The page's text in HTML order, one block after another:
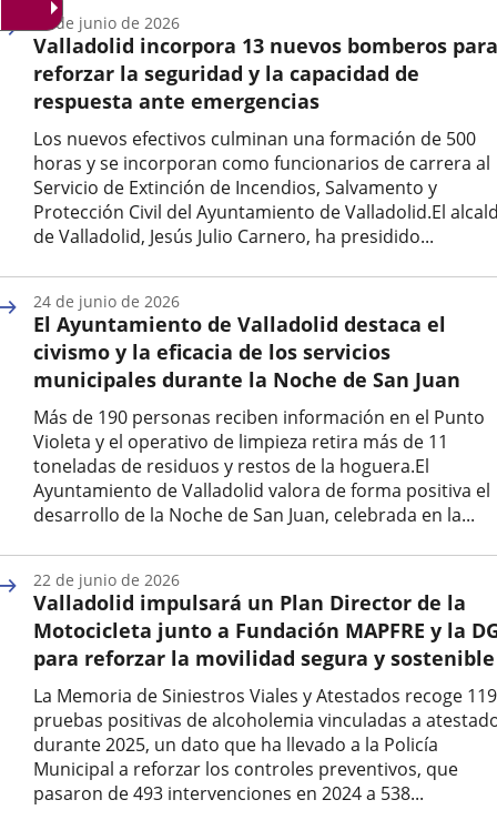
la
noticia
Valladolid incorpora 13 nuevos bomberos para
reforzar la seguridad y la capacidad de
respuesta ante emergencias
Los nuevos efectivos culminan una formación de 500
horas y se incorporan como funcionarios de carrera al
Servicio de Extinción de Incendios, Salvamento y
Protección Civil del Ayuntamiento de Valladolid.El
de Valladolid, Jesús Julio Carnero, ha presidido...
la
noticia
26 de junio de 2026
El Ayuntamiento de Valladolid destaca el
civismo y la eficacia de los servicios
municipales durante la Noche de San Juan
Más de 190 personas reciben información en el Punto
Violeta y el operativo de limpieza retira más de 11
toneladas de residuos y restos de la hoguera.El
Ayuntamiento de Valladolid valora de forma positiva el
desarrollo de la Noche de San Juan, celebrada en la...
la
noticia
24 de junio de 2026
Valladolid impulsará un Plan Director de la
Motocicleta junto a Fundación MAPFRE y la
para reforzar la movilidad segura y sostenible
La Memoria de Siniestros Viales y Atestados recoge 119
pruebas positivas de alcoholemia vinculadas a
durante 2025, un dato que ha llevado a la Policía
Municipal a reforzar los controles preventivos, que
pasaron de 493 intervenciones en 2024 a 538...
22 de junio de 2026